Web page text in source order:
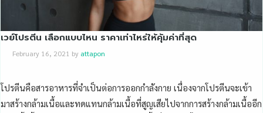
เวย์โปรตีน เลือกแบบไหน ราคาเท่าไหร่ให้คุ้มค่าที่สุด
February 16, 2021 by attapon
โปรตีนคือสารอาหารที่จำเป็นต่อการออกกำลังกาย เนื่องจากโปรตีนจะเข้า
มาสร้างกล้ามเนื้อและทดแทนกล้ามเนื้อที่สูญเสียไปจากการสร้างกล้ามเนื้ออีก